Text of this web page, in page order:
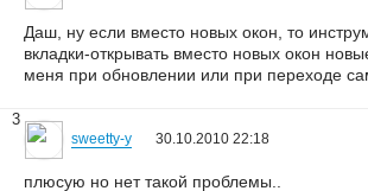
Даш, ну если вместо новых окон, то
вкладки-открывать вместо новых окон
меня при обновлении или при переходе
3
sweetty-y 30.10.2010 22:18
плюсую но нет такой проблемы..